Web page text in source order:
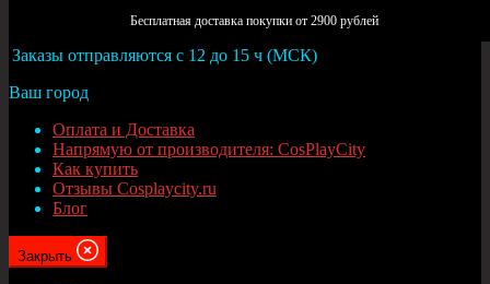
Бесплатная доставка покупки от 2900 рублей
Заказы отправляются с 12 до 15 ч (МСК)
Ваш город
Оплата и Доставка
Напрямую от производителя: CosPlayCity
Как купить
Отзывы Cosplaycity.ru
Блог
Закрыть